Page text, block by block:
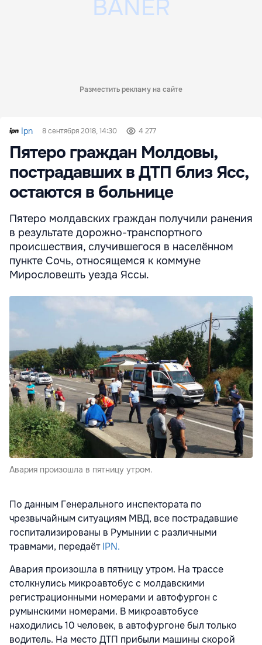
Разместить рекламу на сайте
Ipn 8 сентября 2018, 14:30 4 277
Пятеро граждан Молдовы,
пострадавших в ДТП близ Ясс,
остаются в больнице
Пятеро молдавских граждан получили ранения
в результате дорожно-транспортного
происшествия, случившегося в населённом
пункте Сочь, относящемся к коммуне
Мирословешть уезда Яссы.
Авария произошла в пятницу утром.
По данным Генерального инспектората по
чрезвычайным ситуациям МВД, все пострадавшие
госпитализированы в Румынии с различными
травмами, передаётIPN.
Авария произошла в пятницу утром. На трассе
столкнулись микроавтобус с молдавскими
регистрационными номерами и автофургон с
румынскими номерами. В микроавтобусе
находились 10 человек, в автофургоне был только
водитель. На место ДТП прибыли машины скорой